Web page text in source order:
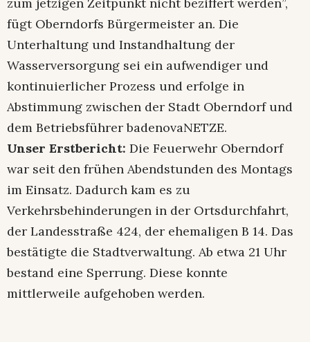
fügt Oberndorfs Bürgermeister an. Die
Unterhaltung und Instandhaltung der
Wasserversorgung sei ein aufwendiger und
kontinuierlicher Prozess und erfolge in
Abstimmung zwischen der Stadt Oberndorf und
dem Betriebsführer badenovaNETZE.
Unser Erstbericht: Die Feuerwehr Oberndorf
war seit den frühen Abendstunden des Montags
im Einsatz. Dadurch kam es zu
Verkehrsbehinderungen in der Ortsdurchfahrt,
der Landesstraße 424, der ehemaligen B 14. Das
bestätigte die Stadtverwaltung. Ab etwa 21 Uhr
bestand eine Sperrung. Diese konnte
mittlerweile aufgehoben werden.